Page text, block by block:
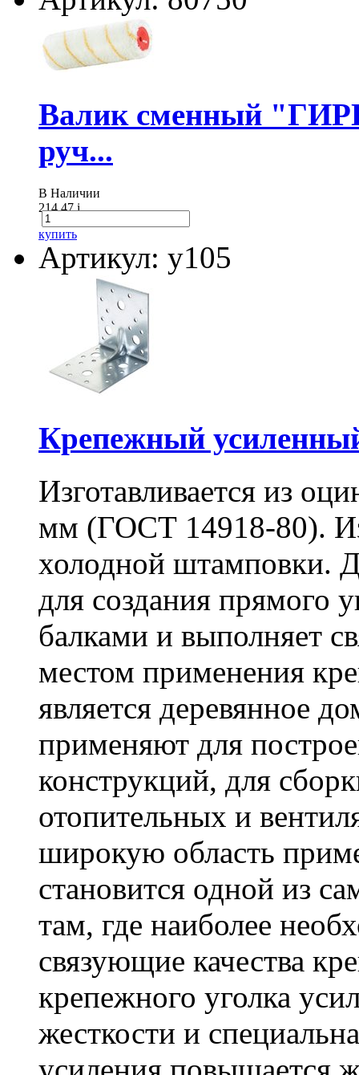
Валик сменный
руч...
В Наличии
214.47i
купить
Артикул: у105
Крепежный
Изготавливается из
мм (ГОСТ 14918-80).
холодной штамповки.
для создания прямого
балками и выполняет
местом применения
является деревянное
применяют для
конструкций, для
отопительных и
широкую область
становится одной из
там, где наиболее
связующие качества
крепежного уголка
жесткости и